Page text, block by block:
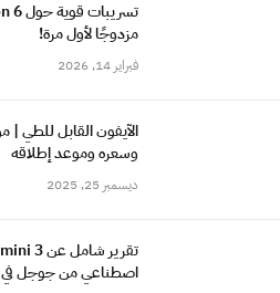
مزدوجًا لأول مرة!
فبراير 14, 2026
وسعره وموعد إطلاقه
ديسمبر 25, 2025
اصطناعي من جوجل في 2025